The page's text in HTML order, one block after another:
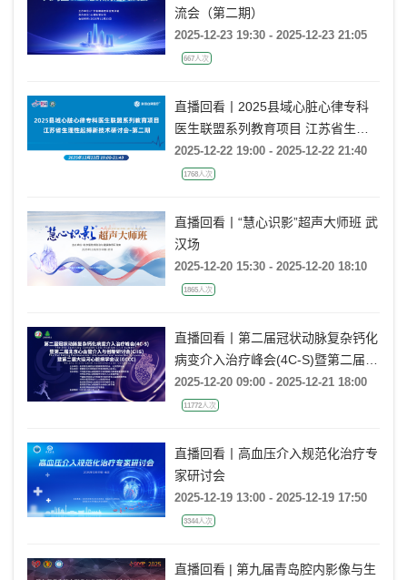
流会（第二期）
2025-12-23 19:30 - 2025-12-23 21:05
667人次
直播回看丨2025县域心脏心律专科
医生联盟系列教育项目 江苏省生理
性起搏新技术研讨会-第二期
2025-12-22 19:00 - 2025-12-22 21:40
1768人次
直播回看丨“慧心识影”超声大师班 武
汉场
2025-12-20 15:30 - 2025-12-20 18:10
1865人次
直播回看丨第二届冠状动脉复杂钙化
病变介入治疗峰会(4C-S)暨第二届北
京心血管介入与创新研讨会(CIIS)暨
第二届大运河心脏病学会议(GCCC)
2025-12-20 09:00 - 2025-12-21 18:00
11772人次
直播回看丨高血压介入规范化治疗专
家研讨会
2025-12-19 13:00 - 2025-12-19 17:50
3344人次
直播回看 | 第九届青岛腔内影像与生